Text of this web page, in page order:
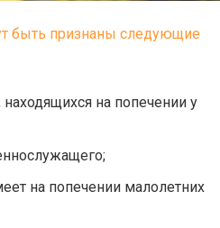
быть признаны следующие
на попечении у
на попечении малолетних